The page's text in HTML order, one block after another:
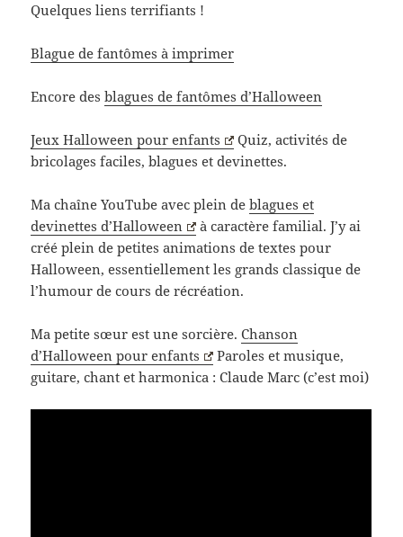
Quelques liens terrifiants !
Blague de fantômes à imprimer
Encore desblagues de fantômes d’Halloween
Jeux Halloween pour enfants
Quiz, activités de
bricolages faciles, blagues et devinettes.
Ma chaîne YouTube avec plein deblagues et
devinettes d’Halloween
à caractère familial. J’y ai
créé plein de petites animations de textes pour
Halloween, essentiellement les grands classique de
l’humour de cours de récréation.
Ma petite sœur est une sorcière.Chanson
d’Halloween pour enfants
Paroles et musique,
guitare, chant et harmonica : Claude Marc (c’est moi)